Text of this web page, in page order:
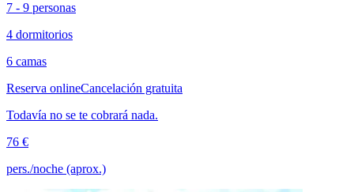
7 - 9 personas
4 dormitorios
6 camas
Reserva onlineCancelación gratuita
Todavía no se te cobrará nada.
76 €
pers./noche (aprox.)